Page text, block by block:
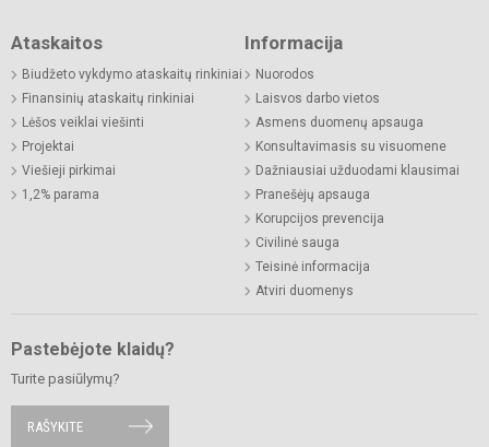
Ataskaitos
Biudžeto vykdymo ataskaitų rinkiniai
Finansinių ataskaitų rinkiniai
Lėšos veiklai viešinti
Projektai
Viešieji pirkimai
1,2% parama
Informacija
Nuorodos
Laisvos darbo vietos
Asmens duomenų apsauga
Konsultavimasis su visuomene
Dažniausiai užduodami klausimai
Pranešėjų apsauga
Korupcijos prevencija
Civilinė sauga
Teisinė informacija
Atviri duomenys
Pastebėjote klaidų?
Turite pasiūlymų?
RAŠYKITE